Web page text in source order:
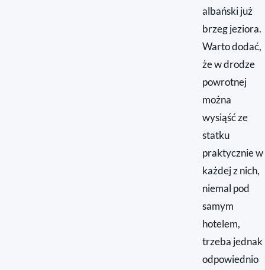
albański już
brzeg jeziora.
Warto dodać,
że w drodze
powrotnej
można
wysiąść ze
statku
praktycznie w
każdej z nich,
niemal pod
samym
hotelem,
trzeba jednak
odpowiednio